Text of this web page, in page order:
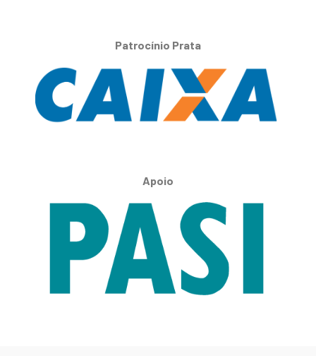
Patrocínio Prata
Apoio